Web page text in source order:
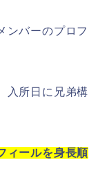
ンバーのプロフ
入所日 に 兄弟構
ィールを身長順